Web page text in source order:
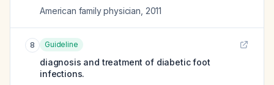
American family physician 2011
8 Guideline
diagnosis and treatment of diabetic foot
infections.